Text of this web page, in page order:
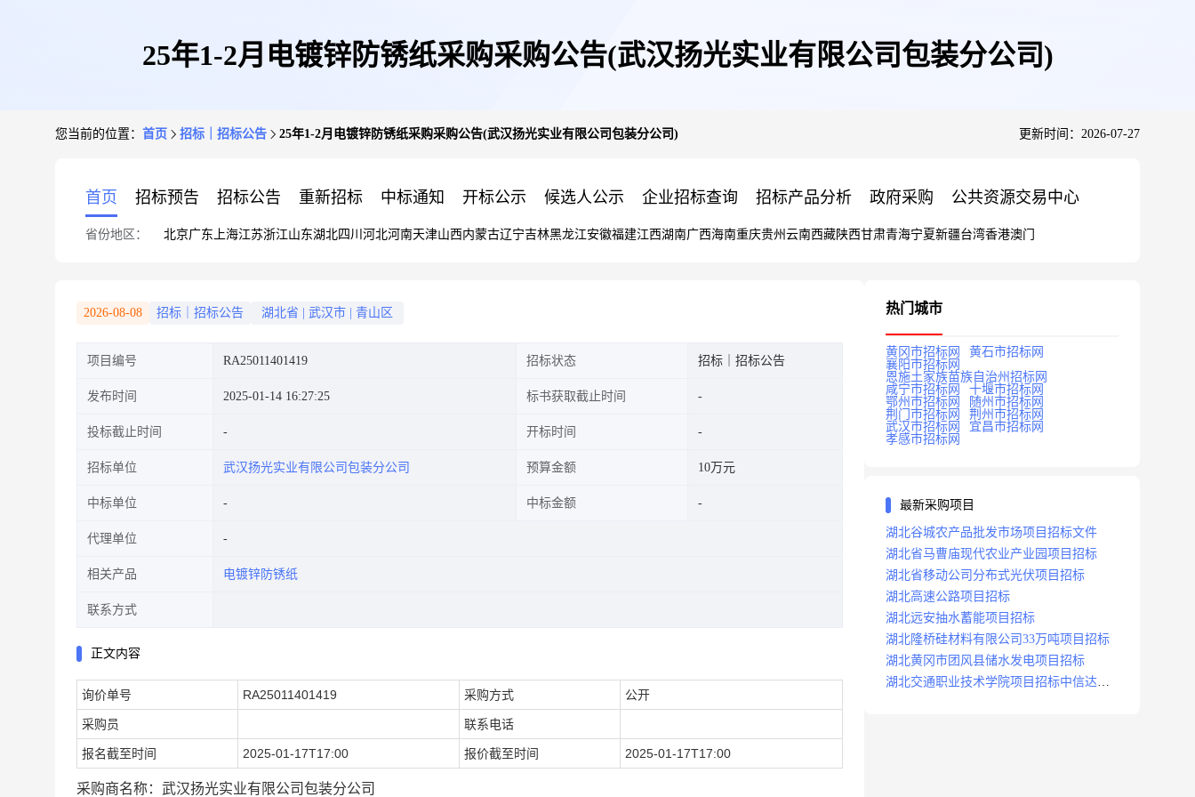
25年1-2月电镀锌防锈纸采购采购公告(武汉扬光实业有限公司包装分公司)
您当前的位置： 首页 招标｜招标公告 25年1-2月电镀锌防锈纸采购采购公告(武汉扬光实业有限公司包装分公司) 更新时间：2026-07-27
首页 招标预告 招标公告 重新招标 中标通知 开标公示 候选人公示 企业招标查询 招标产品分析 政府采购 公共资源交易中心
省份地区： 北京广东 上海江苏浙江山东湖北四川 河北河南天津山西内蒙古辽宁吉林黑龙江安徽福建江西湖南广西海南重庆贵州 云南西藏陕西甘肃青海宁夏新疆台湾香港澳门
2026-08-08 招标｜招标公告 湖北省 武汉市 青山区
项目编号 RA25011401419 招标状态 招标｜招标公告
发布时间 2025-01-14 16:27:25 标书获取截止时间
投标截止时间 开标时间
招标单位 武汉扬光实业有限公司包装分公司 预算金额 10万元
中标单位 中标金额
代理单位
相关产品 电镀锌防锈纸
联系方式
正文内容
询价单号 RA25011401419 采购方式 公开
采购员 联系电话
报名截至时间 2025-01-17T17:00 报价截至时间 2025-01-17T17:00
采购商名称：武汉扬光实业有限公司包装分公司
热门城市
黄冈市招标网
黄石市招标网
襄阳市招标网
恩施土家族苗族自治州招标网
咸宁市招标网
十堰市招标网
鄂州市招标网
随州市招标网
荆门市招标网
荆州市招标网
武汉市招标网
宜昌市招标网
孝感市招标网
最新采购项目
湖北谷城农产品批发市场项目招标文件
湖北省马曹庙现代农业产业园项目招标
湖北省移动公司分布式光伏项目招标
湖北高速公路项目招标
湖北远安抽水蓄能项目招标
湖北隆桥硅材料有限公司33万吨项目招标
湖北黄冈市团风县储水发电项目招标
湖北交通职业技术学院项目招标中信达咨